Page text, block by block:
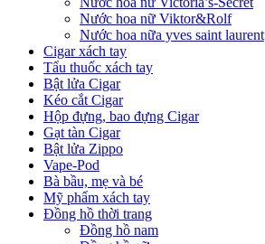
Nước hoa nữ Viktor&Rolf
Nước hoa nữa yves saint laurent
Cigar xách tay
Tẩu thuốc xách tay
Bật lửa Cigar
Kéo cắt Cigar
Hộp đựng, bao đựng Cigar
Gạt tàn Cigar
Bật lửa Zippo
Vape-Pod
Bà bầu, mẹ và bé
Mỹ phẩm xách tay
Đồng hồ thời trang
Đồng hồ nam